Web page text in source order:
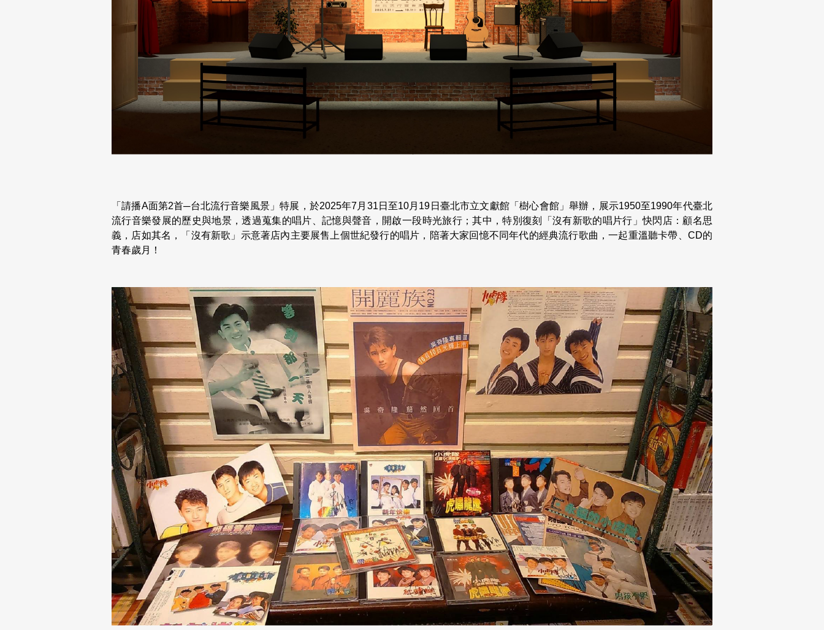
「請播A面第2首─台北流行音樂風景」特展，於2025年7月31日至10月19日臺北市立文獻館「樹心會館」舉辦，展示1950至1990年代臺北
流行音樂發展的歷史與地景，透過蒐集的唱片、記憶與聲音，開啟一段時光旅行；其中，特別復刻「沒有新歌的唱片行」快閃店：顧名思
義，店如其名，「沒有新歌」示意著店內主要展售上個世紀發行的唱片，陪著大家回憶不同年代的經典流行歌曲，一起重溫聽卡帶、CD的
青春歲月！